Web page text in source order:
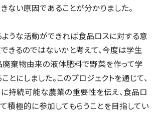
ない原因であることが分かりました。
うな活動ができれば食品ロスに対する意
きるのではないかと考えて、今度は学生
棄物由来の液体肥料で野菜を作って学
とにしました。このプロジェクトを通じて、
持続可能な農業の重要性を伝え、食品ロ
積極的に参加してもらうことを目指してい